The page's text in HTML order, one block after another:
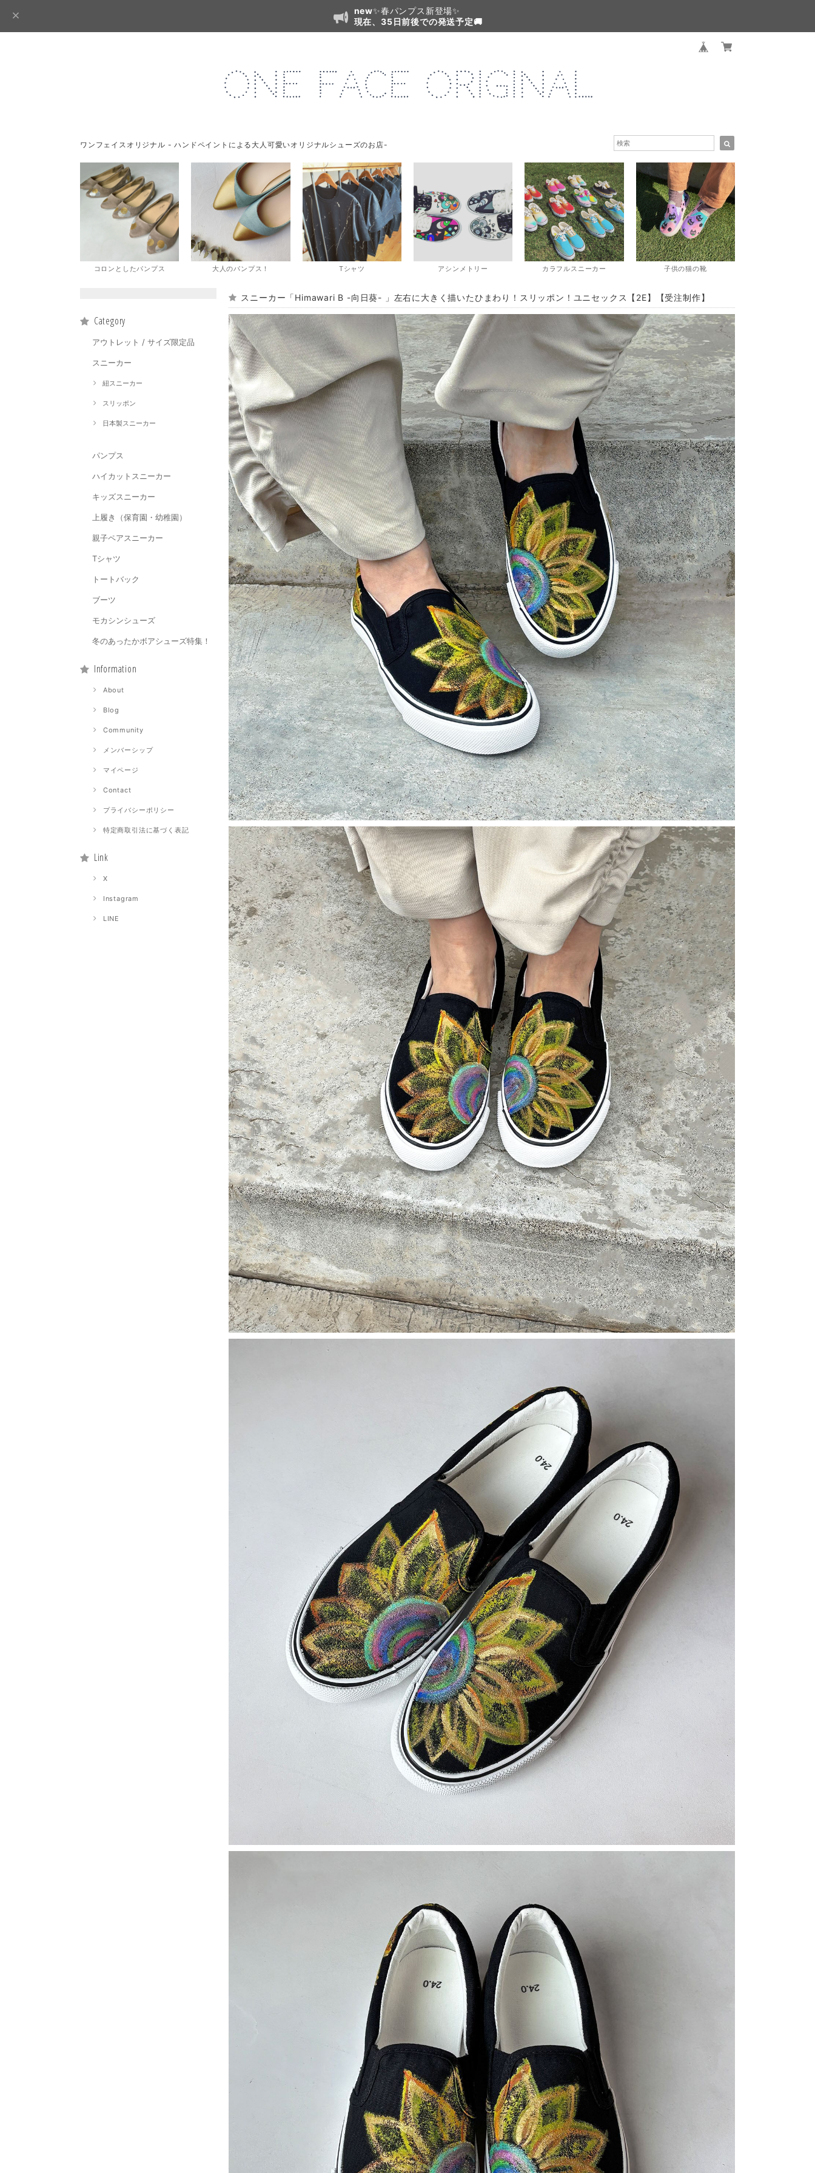
new✨春パンプス新登場✨
現在、35日前後での発送予定🚚
ワンフェイスオリジナル - ハンドペイントによる大人可愛いオリジナルシューズのお店-
コロンとしたパンプス 大人のパンプス！ Tシャツ アシンメトリー カラフルスニーカー 子供の猫の靴
Category
アウトレット / サイズ限定品
スニーカー
紐スニーカー
スリッポン
日本製スニーカー
パンプス
ハイカットスニーカー
キッズスニーカー
上履き（保育園・幼稚園）
親子ペアスニーカー
Tシャツ
トートバック
ブーツ
モカシンシューズ
冬のあったかボアシューズ特集！
Information
About
Blog
Community
メンバーシップ
マイページ
Contact
プライバシーポリシー
特定商取引法に基づく表記
Link
X
Instagram
LINE
スニーカー「Himawari B -向日葵- 」左右に大きく描いたひまわり！スリッポン！ユニセックス【2E】【受注制作】